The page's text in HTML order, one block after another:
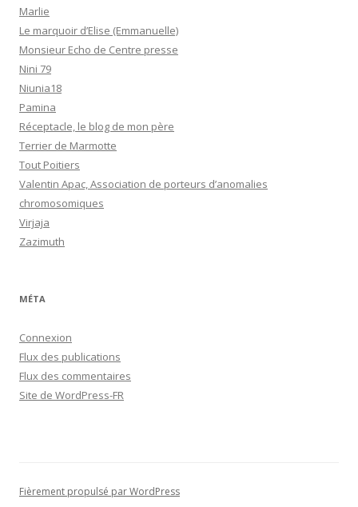
Marlie
Le marquoir d’Elise (Emmanuelle)
Monsieur Echo de Centre presse
Nini 79
Niunia18
Pamina
Réceptacle, le blog de mon père
Terrier de Marmotte
Tout Poitiers
Valentin Apac, Association de porteurs d’anomalies
chromosomiques
Virjaja
Zazimuth
MÉTA
Connexion
Flux des publications
Flux des commentaires
Site de WordPress-FR
Fièrement propulsé par WordPress